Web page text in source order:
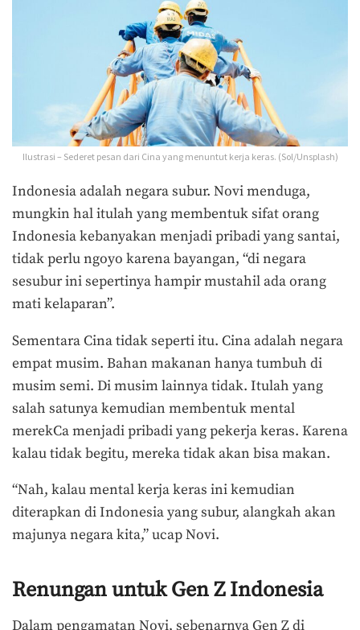
Ilustrasi – Sederet pesan dari Cina yang menuntut kerja keras. (Sol/Unsplash)
Indonesia adalah negara subur. Novi menduga,
mungkin hal itulah yang membentuk sifat orang
Indonesia kebanyakan menjadi pribadi yang santai,
tidak perlu ngoyo karena bayangan, “di negara
sesubur ini sepertinya hampir mustahil ada orang
mati kelaparan”.
Sementara Cina tidak seperti itu. Cina adalah negara
empat musim. Bahan makanan hanya tumbuh di
musim semi. Di musim lainnya tidak. Itulah yang
salah satunya kemudian membentuk mental
merekCa menjadi pribadi yang pekerja keras. Karena
kalau tidak begitu, mereka tidak akan bisa makan.
“Nah, kalau mental kerja keras ini kemudian
diterapkan di Indonesia yang subur, alangkah akan
majunya negara kita,” ucap Novi.
Renungan untuk Gen Z Indonesia
Dalam pengamatan Novi, sebenarnya Gen Z di